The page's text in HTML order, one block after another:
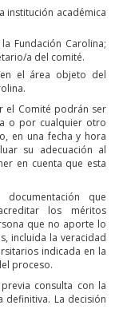
institución académica
Fundación Carolina;
a del comité.
el área objeto del
el Comité podrán ser
o por cualquier otro
en una fecha y hora
su adecuación al
en cuenta que esta
que
los méritos
que no aporte lo
incluida la veracidad
indicada en la
proceso.
consulta con la
definitiva. La decisión